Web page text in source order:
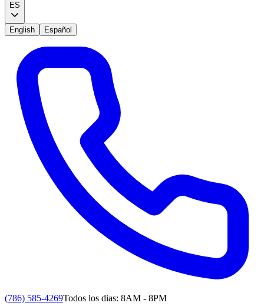
ES
English Español
(786) 585-4269Todos los dias: 8AM - 8PM